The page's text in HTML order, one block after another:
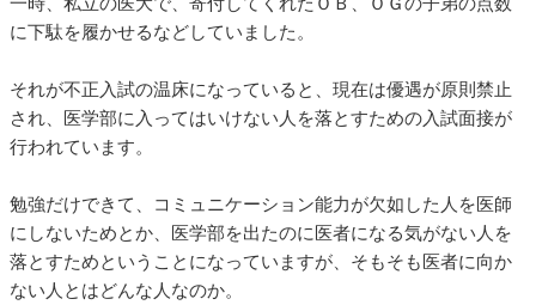
に下駄を履かせるなどしていました。
それが不正入試の温床になっていると、現在は優遇が原則禁止
され、医学部に入ってはいけない人を落とすための入試面接が
行われています。
勉強だけできて、コミュニケーション能力が欠如した人を医師
にしないためとか、医学部を出たのに医者になる気がない人を
落とすためということになっていますが、そもそも医者に向か
ない人とはどんな人なのか。